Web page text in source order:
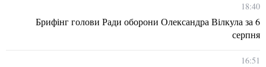
18:40
Брифінг голови Ради оборони Олександра Вілкула за 6
серпня
16:51